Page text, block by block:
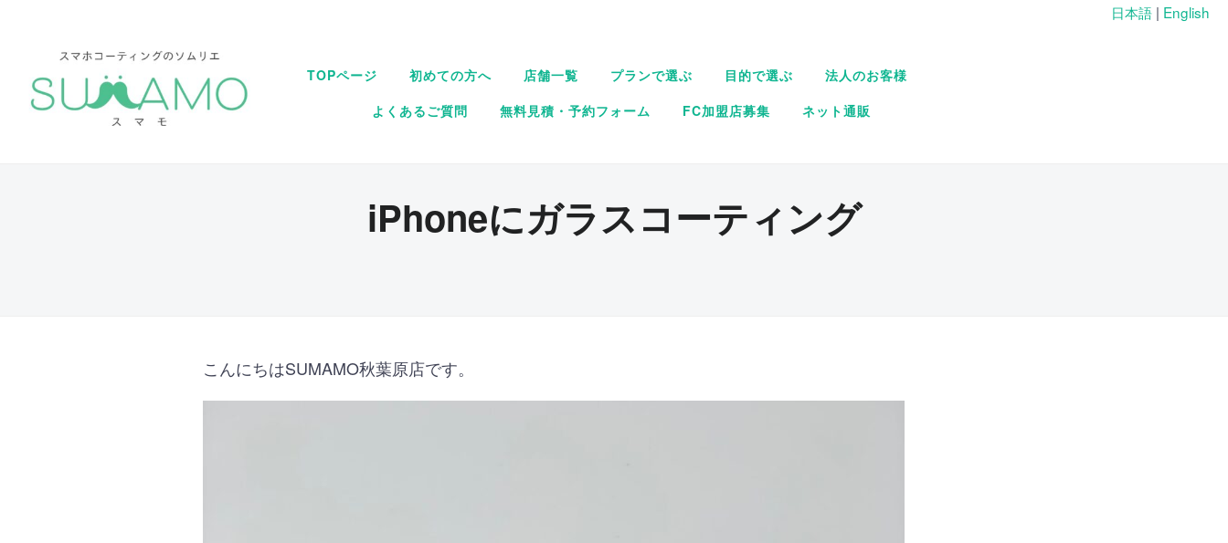
日本語 | English
TOPページ 初めての方へ 店舗一覧 プランで選ぶ 目的で選ぶ
法人のお客様
よくあるご質問
無料見積・予約フォーム FC加盟店募集 ネット通販
iPhoneにガラスコーティング
こんにちはSUMAMO秋葉原店です。